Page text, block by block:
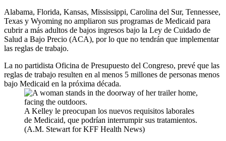
Alabama, Florida, Kansas, Mississippi, Carolina del Sur, Tennessee,
Texas y Wyoming no ampliaron sus programas de Medicaid para
cubrir a más adultos de bajos ingresos bajo la Ley de Cuidado de
Salud a Bajo Precio (ACA), por lo que no tendrán que implementar
las reglas de trabajo.
La no partidista Oficina de Presupuesto del Congreso, prevé que las
reglas de trabajo resulten en al menos 5 millones de personas menos
bajo Medicaid en la próxima década.
A Kelley le preocupan los nuevos requisitos laborales
de Medicaid, que podrían interrumpir sus tratamientos.
(A.M. Stewart for KFF Health News)